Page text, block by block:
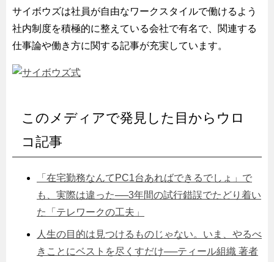
サイボウズは社員が自由なワークスタイルで働けるよう
社内制度を積極的に整えている会社で有名で、関連する
仕事論や働き方に関する記事が充実しています。
このメディアで発見した目からウロ
コ記事
「在宅勤務なんてPC1台あればできるでしょ」で
も、実際は違った──3年間の試行錯誤でたどり着い
た「テレワークの工夫」
人生の目的は見つけるものじゃない。いま、やるべ
きことにベストを尽くすだけ──ティール組織 著者